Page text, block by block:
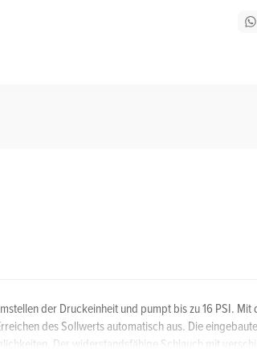
der Druckeinheit und pumpt bis zu 16 PSI.
des Sollwerts automatisch aus. Die
Der widerstandsfähige Schlauch mit